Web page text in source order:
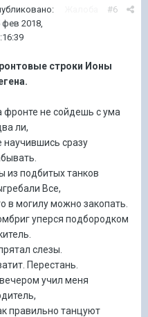
#6
фев 2018,
строки Ионы
фронте не сойдешь с ума
ли,
научившись сразу
из подбитых танков
Все,
в могилу можно закопать.
уперся подбородком
слезы.
Перестань.
учил меня
правильно танцуют